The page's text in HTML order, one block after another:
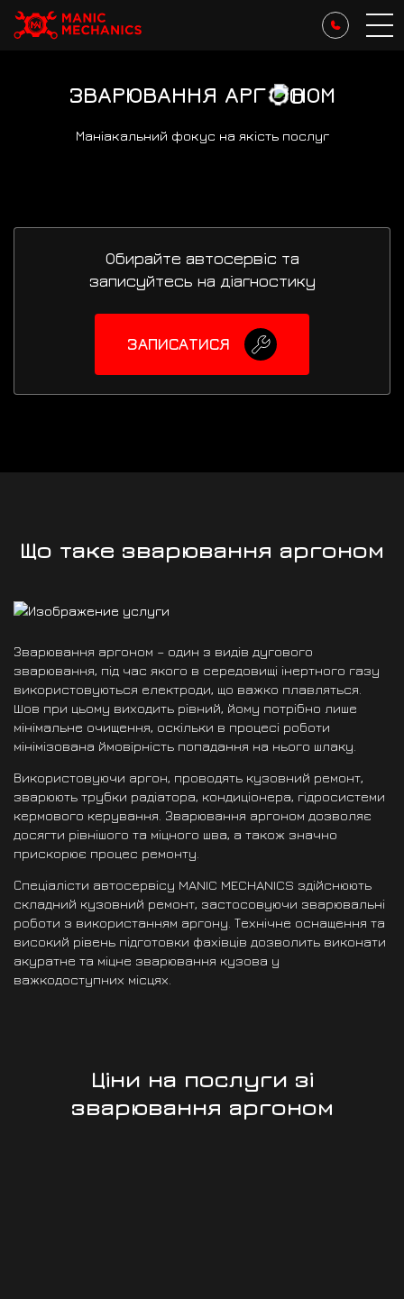
ЗВАРЮВАННЯ АРГ НОМ
Маніакальний фокус на якість послуг
Обирайте автосервіс та
записуйтесь на діагностику
ЗАПИСАТИСЯ
Що таке зварювання аргоном
Зварювання аргоном – один з видів дугового
зварювання, під час якого в середовищі інертного газу
використовуються електроди, що важко плавляться.
Шов при цьому виходить рівний, йому потрібно лише
мінімальне очищення, оскільки в процесі роботи
мінімізована ймовірність попадання на нього шлаку.
Використовуючи аргон, проводять кузовний ремонт,
зварюють трубки радіатора, кондиціонера, гідросистеми
кермового керування. Зварювання аргоном дозволяє
досягти рівнішого та міцного шва, а також значно
прискорює процес ремонту.
Спеціалісти автосервісу MANIC MECHANICS здійснюють
складний кузовний ремонт, застосовуючи зварювальні
роботи з використанням аргону. Технічне оснащення та
високий рівень підготовки фахівців дозволить виконати
акуратне та міцне зварювання кузова у
важкодоступних місцях.
Ціни на послуги зі
зварювання аргоном